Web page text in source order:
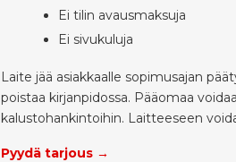
Ei tilin avausmaksuja
Ei sivukuluja
Laite jää asiakkaalle sopimusajan
poistaa kirjanpidossa. Pääomaa
kalustohankintoihin. Laitteeseen
Pyydä tarjous →